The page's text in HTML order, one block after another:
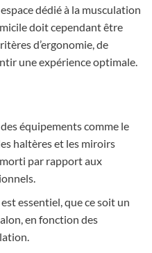
dédié à la musculation
doit cependant être
d’ergonomie, de
une expérience optimale.
équipements comme le
haltères et les miroirs
par rapport aux
essentiel, que ce soit un
en fonction des